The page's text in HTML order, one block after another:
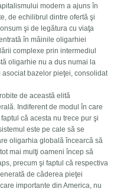
modern a ajuns în
de echilibrul dintre ofertă şi
şi de legătura cu viaţa
în mâinile oligarhiei
complexe prin intermediul
oligarhie nu a dus numai la
bazelor pieţei, consolidat
de această elită
Indiferent de modul în care
că acesta nu trece pur şi
este pe cale să se
oligarhia globală încearcă să
mai mulţi oameni încep să
precum şi faptul că respectiva
de căderea pieţei
importante din America, nu